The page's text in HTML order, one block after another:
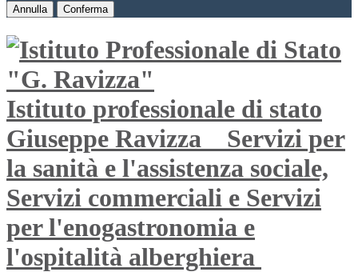
Annulla Conferma
Istituto professionale di stato
Giuseppe Ravizza
Servizi per
la sanità e l'assistenza sociale,
Servizi commerciali e Servizi
per l'enogastronomia e
l'ospitalità alberghiera